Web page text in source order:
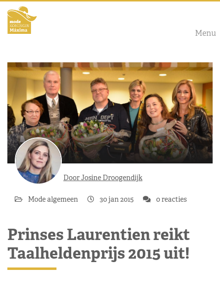
Menu
Door Josine Droogendijk
Mode algemeen 30 jan 2015 0 reacties
Prinses Laurentien reikt
Taalheldenprijs 2015 uit!